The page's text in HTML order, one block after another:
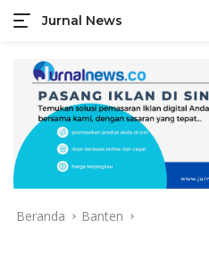
konten
Jurnal News
Jendela
Rakyat
Beranda Banten